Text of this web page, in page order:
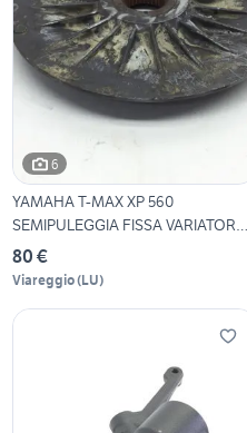
6
YAMAHA T-MAX XP 560
SEMIPULEGGIA FISSA VARIATORE
2
80 €
Viareggio(LU)